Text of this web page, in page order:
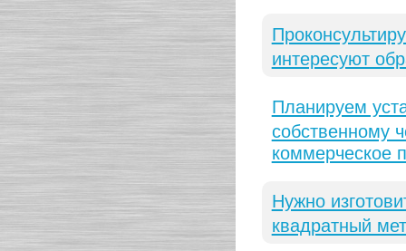
интересуют
Планируем
собственному
коммерческое
Нужно
квадратный